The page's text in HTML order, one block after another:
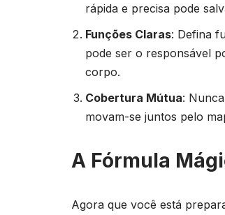
rápida e precisa pode
Funções Claras: Defina
pode ser o responsável
corpo.
Cobertura Mútua:
movam-se juntos pelo
A Fórmula
Agora que você está